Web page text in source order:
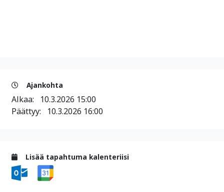
Ajankohta
Alkaa: 10.3.2026 15:00
Päättyy: 10.3.2026 16:00
Lisää tapahtuma kalenteriisi